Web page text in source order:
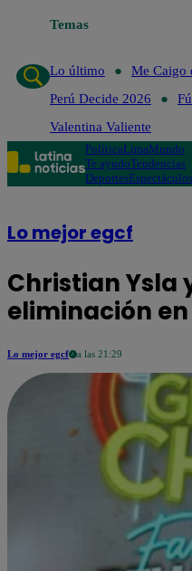
Temas
Lo último
Me Caigo
Perú Decide 2026
Valentina Valiente
PolíticaLimaMundo
Te ayudoTendencias
DeportesEspectáculos
Lo mejor egcf
Christian Ysla
eliminación en
Lo mejor egcf a las 21:29